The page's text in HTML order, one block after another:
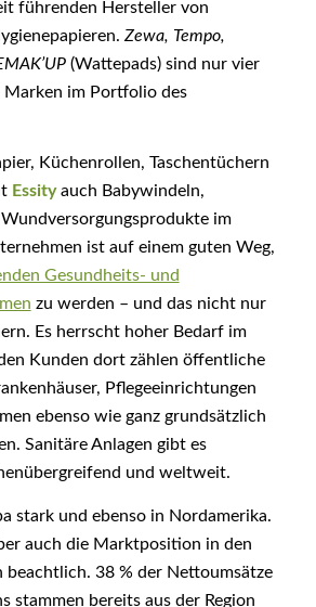
führenden Hersteller von
Zewa, Tempo,
(Wattepads) sind nur vier
Marken im Portfolio des
Küchenrollen, Taschentüchern
Essityauch Babywindeln,
im
ist auf einem guten Weg,
Gesundheits- und
zu werden – und das nicht nur
Es herrscht hoher Bedarf im
Kunden dort zählen öffentliche
Pflegeeinrichtungen
ebenso wie ganz grundsätzlich
Sanitäre Anlagen gibt es
und weltweit.
stark und ebenso in Nordamerika.
auch die Marktposition in den
beachtlich. 38 % der Nettoumsätze
stammen bereits aus der Region